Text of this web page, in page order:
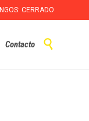
CERRADO
to
Contacto 